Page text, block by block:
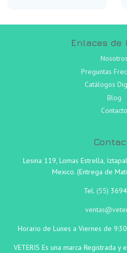
Enlaces de
Nosotros
Preguntas
Catálogos
Blog
Contacto
Lesina 119, Lomas Estrella,
Mexico. (Entrega de
Tel. (55)
Horario de Lunes a Viernes de
VETERIS Es una marca Registrada